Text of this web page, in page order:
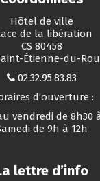
Hôtel de ville
de la libération
CS 80458
Étienne-du-
02.32.95.83.83
d’ouverture :
vendredi de 8h30
de 9h à 12h
lettre d’info